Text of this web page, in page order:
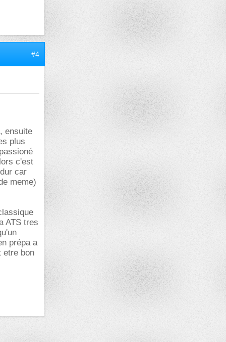
#4
ensuite
plus
c'est
car
meme)
ATS tres
prépa a
etre bon